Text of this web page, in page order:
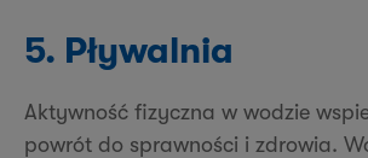
5. Pływalnia
Aktywność fizyczna w wodzie
powrót do sprawności i zdrowia.